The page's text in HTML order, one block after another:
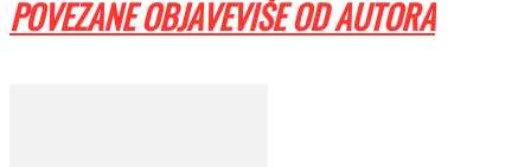
POVEZANE OBJAVEVIŠE OD AUTORA